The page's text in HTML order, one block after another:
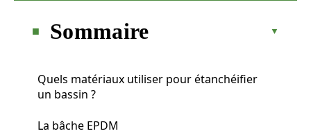
Sommaire
Quels matériaux utiliser pour étanchéifier
un bassin ?
La bâche EPDM